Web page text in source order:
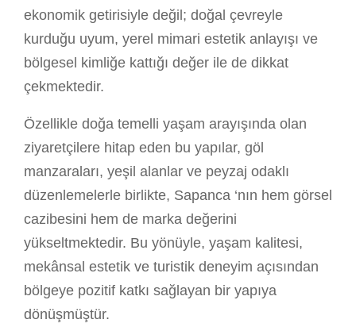
ekonomik getirisiyle değil; doğal çevreyle
kurduğu uyum, yerel mimari estetik anlayışı ve
bölgesel kimliğe kattığı değer ile de dikkat
çekmektedir.
Özellikle doğa temelli yaşam arayışında olan
ziyaretçilere hitap eden bu yapılar, göl
manzaraları, yeşil alanlar ve peyzaj odaklı
düzenlemelerle birlikte, Sapanca ‘nın hem görsel
cazibesini hem de marka değerini
yükseltmektedir. Bu yönüyle, yaşam kalitesi,
mekânsal estetik ve turistik deneyim açısından
bölgeye pozitif katkı sağlayan bir yapıya
dönüşmüştür.